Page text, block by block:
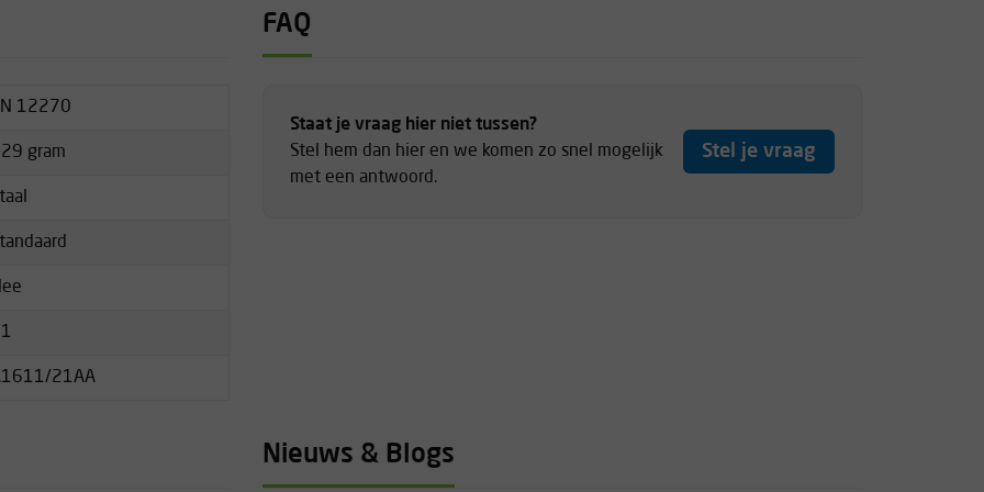
de slijtage te verminderen.
Sterkte
7
12270
gram
21AA
FAQ
Staat je vraag hier niet tussen?
Stel hem dan hier en we komen zo snel mogelijk
met een antwoord.
Stel je vraag
Nieuws & Blogs